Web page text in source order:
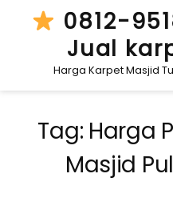
0812-
Jual
Harga Karpet Masjid
Tag: Harga
Masjid